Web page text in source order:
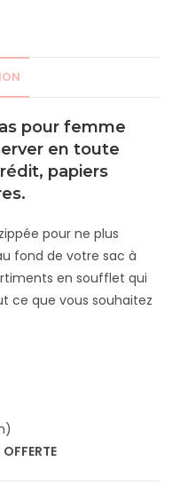
pour femme
en toute
papiers
pour ne plus
fond de votre sac à
en soufflet qui
ce que vous souhaitez